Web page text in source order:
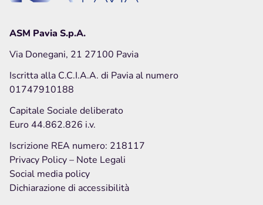
ASM Pavia S.p.A.
Via Donegani, 21 27100 Pavia
Iscritta alla C.C.I.A.A. di Pavia al numero
01747910188
Capitale Sociale deliberato
Euro 44.862.826 i.v.
Iscrizione REA numero: 218117
Privacy Policy– Note Legali
Social media policy
Dichiarazione di accessibilità